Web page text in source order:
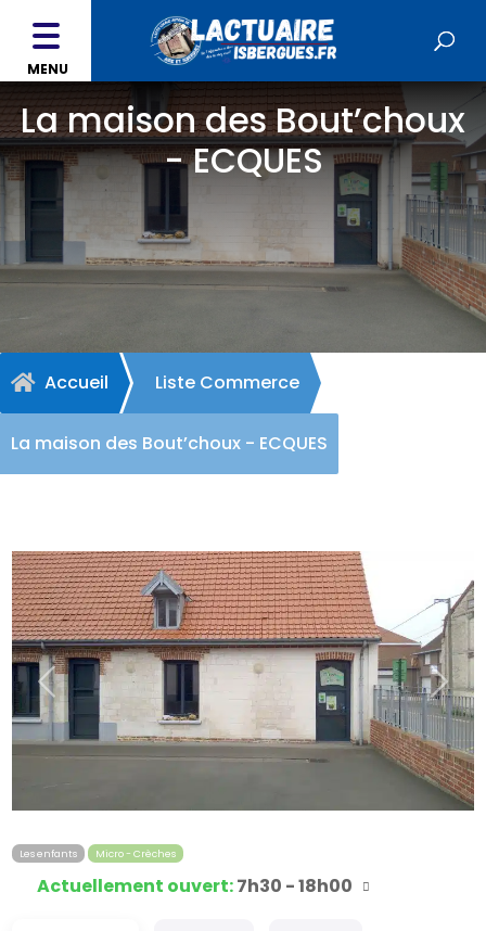
MENU
La maison des Bout’choux
- ECQUES
 Accueil Liste Commerce
La maison des Bout’choux - ECQUES
Précédent
Les enfants Micro - Crèches
Actuellement ouvert:7h30 - 18h00